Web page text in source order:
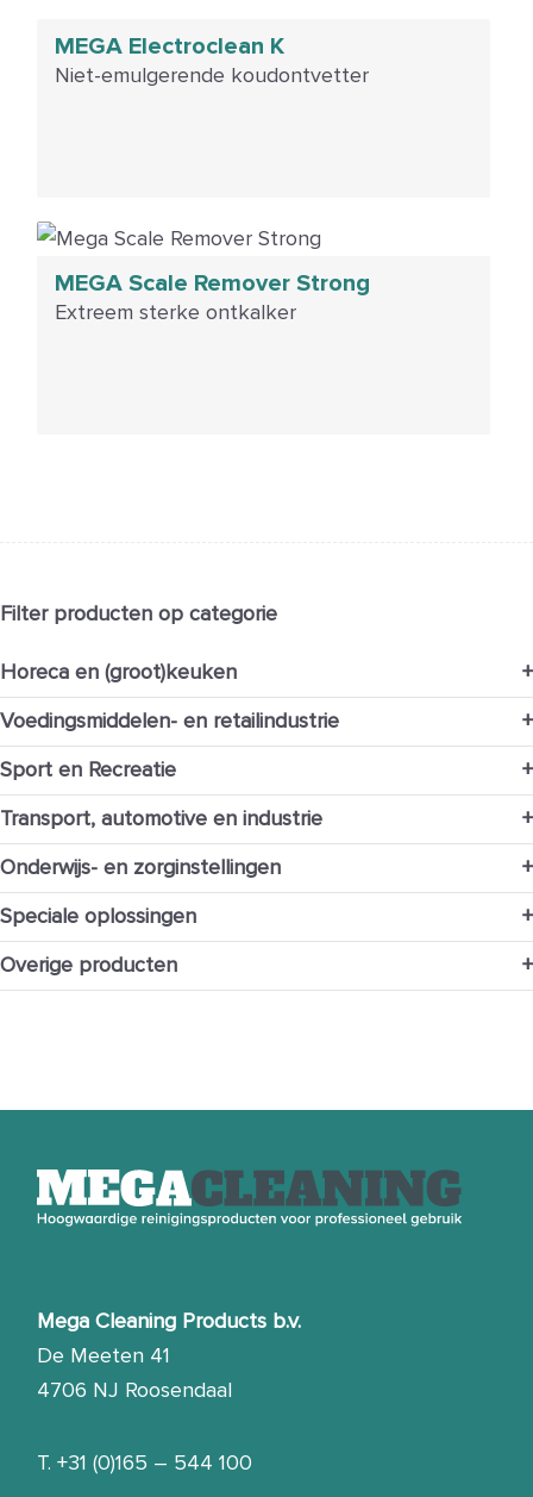
MEGA Electroclean K
Niet-emulgerende koudontvetter
MEGA Scale Remover Strong
Extreem sterke ontkalker
Filter producten op categorie
Horeca en (groot)keuken
+
Voedingsmiddelen- en retailindustrie
+
Sport en Recreatie
+
Transport, automotive en industrie
+
Onderwijs- en zorginstellingen
+
Speciale oplossingen
+
Overige producten
+
Mega Cleaning Products b.v.
De Meeten 41
4706 NJ Roosendaal
T.+31 (0)165 – 544 100